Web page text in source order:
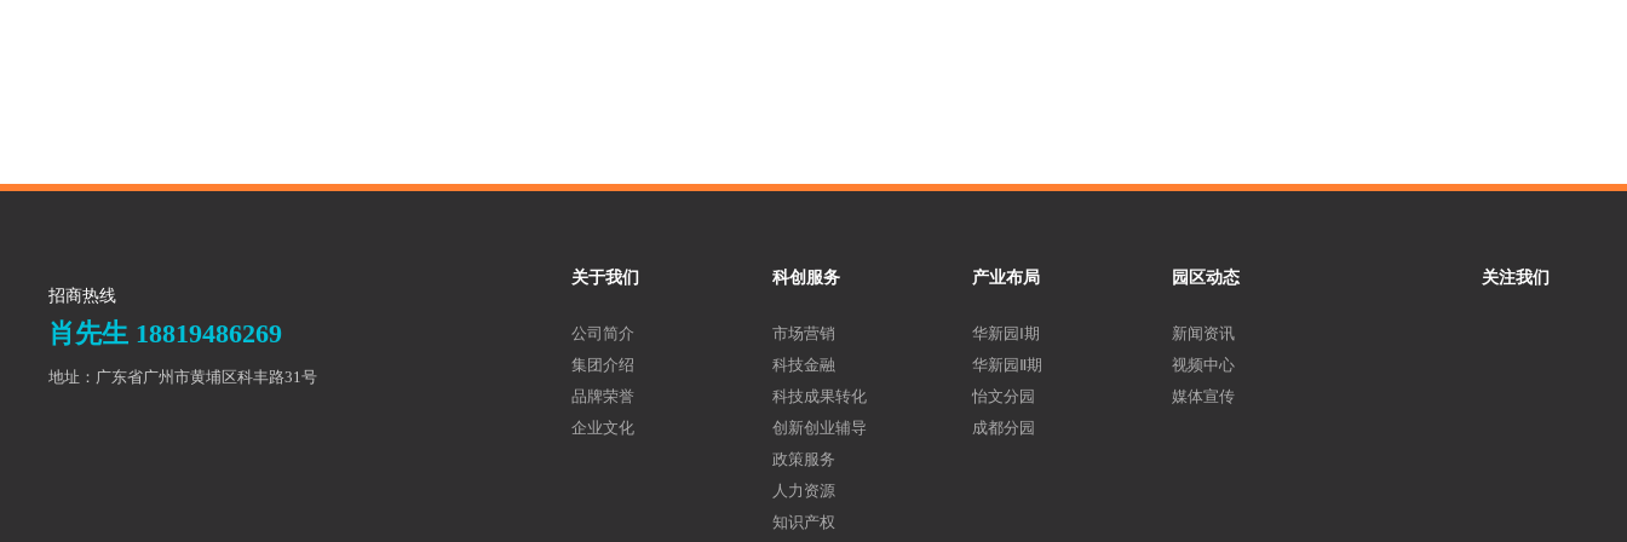
招商热线
肖先生 18819486269
地址：广东省广州市黄埔区科丰路31号
关于我们
公司简介
集团介绍
品牌荣誉
企业文化
科创服务
市场营销
科技金融
科技成果转化
创新创业辅导
政策服务
人力资源
知识产权
产业布局
华新园Ⅰ期
华新园Ⅱ期
怡文分园
成都分园
园区动态
新闻资讯
视频中心
媒体宣传
关注我们